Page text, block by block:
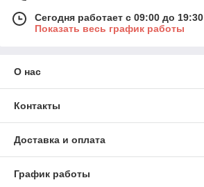
Сегодня работает с 09:00 до 19:30
Показать весь график работы
О нас
Контакты
Доставка и оплата
График работы